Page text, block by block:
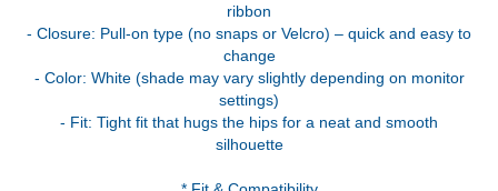
ribbon
- Closure: Pull-on type (no snaps or Velcro) – quick and easy to
change
- Color: White (shade may vary slightly depending on monitor
settings)
- Fit: Tight fit that hugs the hips for a neat and smooth
silhouette